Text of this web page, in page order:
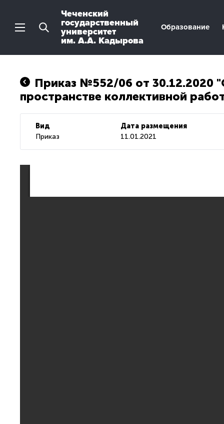
Чеченский
государственный
университет
им. А.А. Кадырова
Образование
Приказ №552/06 от 30.12.2020
пространстве коллективной
Вид
Приказ
Дата размещения
11.01.2021